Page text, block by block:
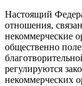
Настоящий
отношения,
некоммерческие
общественно
регулируются
некоммерческих